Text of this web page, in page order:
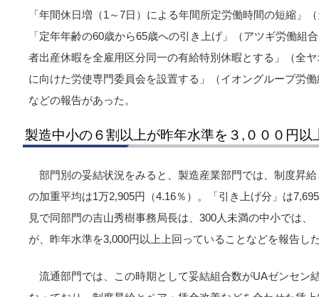
「年間休日増（1～7日）による年間所定労働時間の短縮」
「定年年齢の60歳から65歳への引き上げ」（アツギ労働組
者出産休暇を全雇用区分同一の有給特別休暇とする」（全
に向けた労使専門委員会を設置する」（イオングループ労
などの報告があった。
製造中小の６割以上が昨年水準を３,０００円以
部門別の妥結状況をみると、製造産業部門では、制度昇
の加重平均は1万2,905円（4.16％）。「引き上げ分」は
見で同部門の吉山秀樹事務局長は、300人未満の中小では
が、昨年水準を3,000円以上上回っていることなどを報告し
流通部門では、この時期として妥結組合数がUAゼンセン